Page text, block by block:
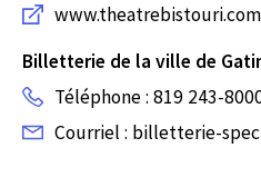
Billetterie de la ville de
Téléphone : 819 243-
Courriel : billetterie-